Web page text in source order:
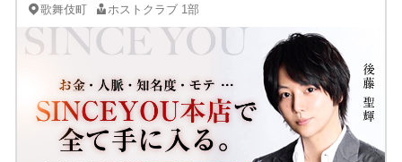
歌舞伎町 ホストクラブ 1部